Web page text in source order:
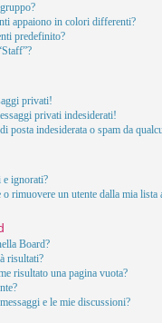
appaiono in colori differenti?
predefinito?
privati!
privati indesiderati!
posta indesiderata o spam da
e ignorati?
o rimuovere un utente dalla mia lista
Board?
risultati?
risultato una pagina vuota?
e le mie discussioni?